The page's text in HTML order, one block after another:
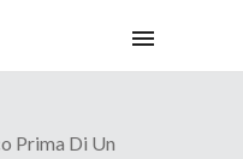
Prima Di Un